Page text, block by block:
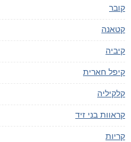
קובר
קטאנה
קיביה
קיפל חארית
קלקיליה
קראוות בני זיד
קריות